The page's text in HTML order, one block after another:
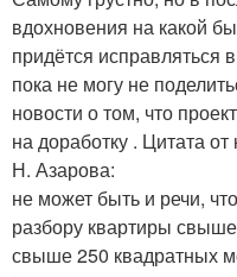
вдохновения на какой
придётся
пока не могу не
новости о том, что
на доработку . Цитата
Н. Азарова:
не может быть и речи,
разбору квартиры
свыше 250 квадратных